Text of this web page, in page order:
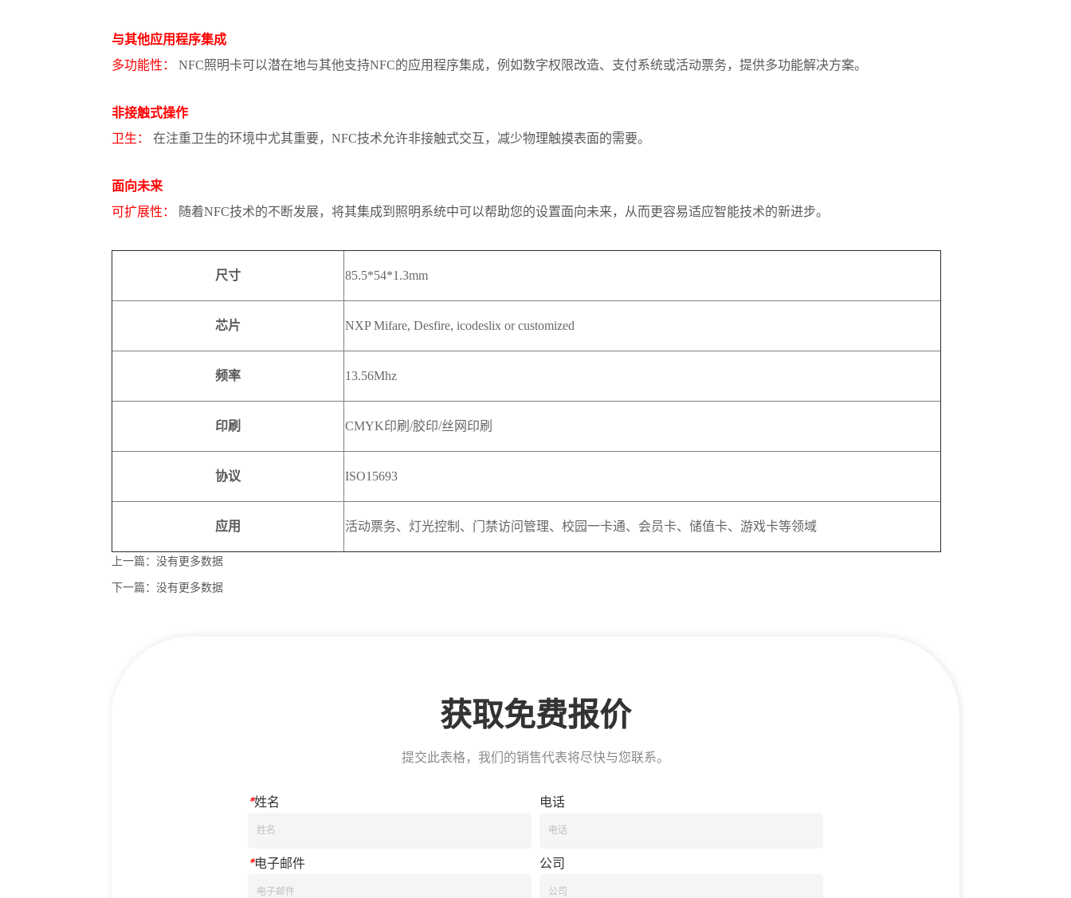
上一篇：没有更多数据
下一篇：没有更多数据
获取免费报价
提交此表格，我们的销售代表将尽快与您联系。
*姓名 电话
*电子邮件 公司